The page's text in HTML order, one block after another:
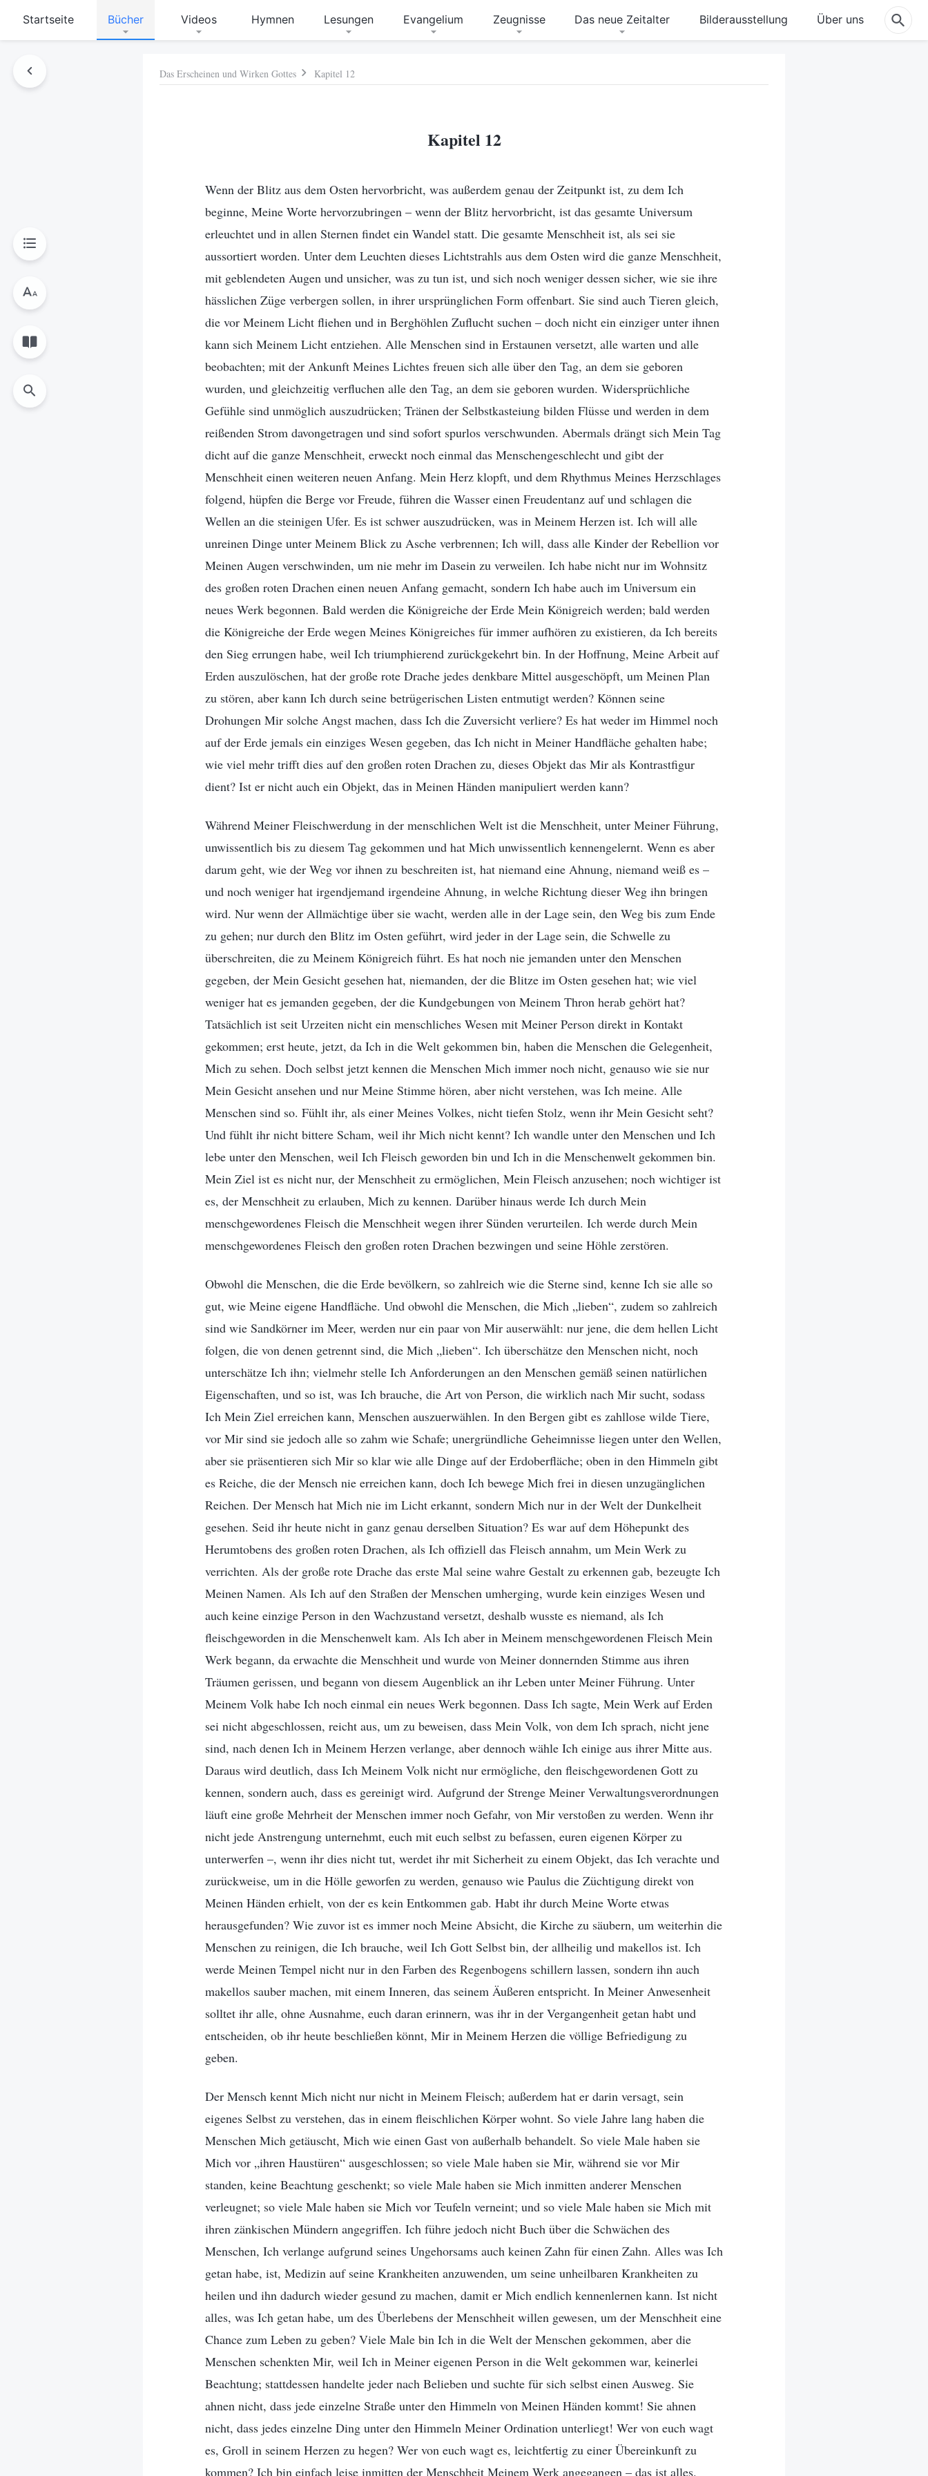
Startseite Bücher Videos Hymnen Lesungen Evangelium Zeugnisse Das neue Zeitalter Bilderausstellung Über uns
Das Erscheinen und Wirken Gottes Kapitel 12
Kapitel 12
Wenn der Blitz aus dem Osten hervorbricht, was außerdem genau der Zeitpunkt ist, zu dem Ich
beginne, Meine Worte hervorzubringen – wenn der Blitz hervorbricht, ist das gesamte Universum
erleuchtet und in allen Sternen findet ein Wandel statt. Die gesamte Menschheit ist, als sei sie
aussortiert worden. Unter dem Leuchten dieses Lichtstrahls aus dem Osten wird die ganze Menschheit,
mit geblendeten Augen und unsicher, was zu tun ist, und sich noch weniger dessen sicher, wie sie ihre
hässlichen Züge verbergen sollen, in ihrer ursprünglichen Form offenbart. Sie sind auch Tieren gleich,
die vor Meinem Licht fliehen und in Berghöhlen Zuflucht suchen – doch nicht ein einziger unter ihnen
kann sich Meinem Licht entziehen. Alle Menschen sind in Erstaunen versetzt, alle warten und alle
beobachten; mit der Ankunft Meines Lichtes freuen sich alle über den Tag, an dem sie geboren
wurden, und gleichzeitig verfluchen alle den Tag, an dem sie geboren wurden. Widersprüchliche
Gefühle sind unmöglich auszudrücken; Tränen der Selbstkasteiung bilden Flüsse und werden in dem
reißenden Strom davongetragen und sind sofort spurlos verschwunden. Abermals drängt sich Mein Tag
dicht auf die ganze Menschheit, erweckt noch einmal das Menschengeschlecht und gibt der
Menschheit einen weiteren neuen Anfang. Mein Herz klopft, und dem Rhythmus Meines Herzschlages
folgend, hüpfen die Berge vor Freude, führen die Wasser einen Freudentanz auf und schlagen die
Wellen an die steinigen Ufer. Es ist schwer auszudrücken, was in Meinem Herzen ist. Ich will alle
unreinen Dinge unter Meinem Blick zu Asche verbrennen; Ich will, dass alle Kinder der Rebellion vor
Meinen Augen verschwinden, um nie mehr im Dasein zu verweilen. Ich habe nicht nur im Wohnsitz
des großen roten Drachen einen neuen Anfang gemacht, sondern Ich habe auch im Universum ein
neues Werk begonnen. Bald werden die Königreiche der Erde Mein Königreich werden; bald werden
die Königreiche der Erde wegen Meines Königreiches für immer aufhören zu existieren, da Ich bereits
den Sieg errungen habe, weil Ich triumphierend zurückgekehrt bin. In der Hoffnung, Meine Arbeit auf
Erden auszulöschen, hat der große rote Drache jedes denkbare Mittel ausgeschöpft, um Meinen Plan
zu stören, aber kann Ich durch seine betrügerischen Listen entmutigt werden? Können seine
Drohungen Mir solche Angst machen, dass Ich die Zuversicht verliere? Es hat weder im Himmel noch
auf der Erde jemals ein einziges Wesen gegeben, das Ich nicht in Meiner Handfläche gehalten habe;
wie viel mehr trifft dies auf den großen roten Drachen zu, dieses Objekt das Mir als Kontrastfigur
dient? Ist er nicht auch ein Objekt, das in Meinen Händen manipuliert werden kann?
Während Meiner Fleischwerdung in der menschlichen Welt ist die Menschheit, unter Meiner Führung,
unwissentlich bis zu diesem Tag gekommen und hat Mich unwissentlich kennengelernt. Wenn es aber
darum geht, wie der Weg vor ihnen zu beschreiten ist, hat niemand eine Ahnung, niemand weiß es –
und noch weniger hat irgendjemand irgendeine Ahnung, in welche Richtung dieser Weg ihn bringen
wird. Nur wenn der Allmächtige über sie wacht, werden alle in der Lage sein, den Weg bis zum Ende
zu gehen; nur durch den Blitz im Osten geführt, wird jeder in der Lage sein, die Schwelle zu
überschreiten, die zu Meinem Königreich führt. Es hat noch nie jemanden unter den Menschen
gegeben, der Mein Gesicht gesehen hat, niemanden, der die Blitze im Osten gesehen hat; wie viel
weniger hat es jemanden gegeben, der die Kundgebungen von Meinem Thron herab gehört hat?
Tatsächlich ist seit Urzeiten nicht ein menschliches Wesen mit Meiner Person direkt in Kontakt
gekommen; erst heute, jetzt, da Ich in die Welt gekommen bin, haben die Menschen die Gelegenheit,
Mich zu sehen. Doch selbst jetzt kennen die Menschen Mich immer noch nicht, genauso wie sie nur
Mein Gesicht ansehen und nur Meine Stimme hören, aber nicht verstehen, was Ich meine. Alle
Menschen sind so. Fühlt ihr, als einer Meines Volkes, nicht tiefen Stolz, wenn ihr Mein Gesicht seht?
Und fühlt ihr nicht bittere Scham, weil ihr Mich nicht kennt? Ich wandle unter den Menschen und Ich
lebe unter den Menschen, weil Ich Fleisch geworden bin und Ich in die Menschenwelt gekommen bin.
Mein Ziel ist es nicht nur, der Menschheit zu ermöglichen, Mein Fleisch anzusehen; noch wichtiger ist
es, der Menschheit zu erlauben, Mich zu kennen. Darüber hinaus werde Ich durch Mein
menschgewordenes Fleisch die Menschheit wegen ihrer Sünden verurteilen. Ich werde durch Mein
menschgewordenes Fleisch den großen roten Drachen bezwingen und seine Höhle zerstören.
Obwohl die Menschen, die die Erde bevölkern, so zahlreich wie die Sterne sind, kenne Ich sie alle so
gut, wie Meine eigene Handfläche. Und obwohl die Menschen, die Mich „lieben“, zudem so zahlreich
sind wie Sandkörner im Meer, werden nur ein paar von Mir auserwählt: nur jene, die dem hellen Licht
folgen, die von denen getrennt sind, die Mich „lieben“. Ich überschätze den Menschen nicht, noch
unterschätze Ich ihn; vielmehr stelle Ich Anforderungen an den Menschen gemäß seinen natürlichen
Eigenschaften, und so ist, was Ich brauche, die Art von Person, die wirklich nach Mir sucht, sodass
Ich Mein Ziel erreichen kann, Menschen auszuerwählen. In den Bergen gibt es zahllose wilde Tiere,
vor Mir sind sie jedoch alle so zahm wie Schafe; unergründliche Geheimnisse liegen unter den Wellen,
aber sie präsentieren sich Mir so klar wie alle Dinge auf der Erdoberfläche; oben in den Himmeln gibt
es Reiche, die der Mensch nie erreichen kann, doch Ich bewege Mich frei in diesen unzugänglichen
Reichen. Der Mensch hat Mich nie im Licht erkannt, sondern Mich nur in der Welt der Dunkelheit
gesehen. Seid ihr heute nicht in ganz genau derselben Situation? Es war auf dem Höhepunkt des
Herumtobens des großen roten Drachen, als Ich offiziell das Fleisch annahm, um Mein Werk zu
verrichten. Als der große rote Drache das erste Mal seine wahre Gestalt zu erkennen gab, bezeugte Ich
Meinen Namen. Als Ich auf den Straßen der Menschen umherging, wurde kein einziges Wesen und
auch keine einzige Person in den Wachzustand versetzt, deshalb wusste es niemand, als Ich
fleischgeworden in die Menschenwelt kam. Als Ich aber in Meinem menschgewordenen Fleisch Mein
Werk begann, da erwachte die Menschheit und wurde von Meiner donnernden Stimme aus ihren
Träumen gerissen, und begann von diesem Augenblick an ihr Leben unter Meiner Führung. Unter
Meinem Volk habe Ich noch einmal ein neues Werk begonnen. Dass Ich sagte, Mein Werk auf Erden
sei nicht abgeschlossen, reicht aus, um zu beweisen, dass Mein Volk, von dem Ich sprach, nicht jene
sind, nach denen Ich in Meinem Herzen verlange, aber dennoch wähle Ich einige aus ihrer Mitte aus.
Daraus wird deutlich, dass Ich Meinem Volk nicht nur ermögliche, den fleischgewordenen Gott zu
kennen, sondern auch, dass es gereinigt wird. Aufgrund der Strenge Meiner Verwaltungsverordnungen
läuft eine große Mehrheit der Menschen immer noch Gefahr, von Mir verstoßen zu werden. Wenn ihr
nicht jede Anstrengung unternehmt, euch mit euch selbst zu befassen, euren eigenen Körper zu
unterwerfen –, wenn ihr dies nicht tut, werdet ihr mit Sicherheit zu einem Objekt, das Ich verachte und
zurückweise, um in die Hölle geworfen zu werden, genauso wie Paulus die Züchtigung direkt von
Meinen Händen erhielt, von der es kein Entkommen gab. Habt ihr durch Meine Worte etwas
herausgefunden? Wie zuvor ist es immer noch Meine Absicht, die Kirche zu säubern, um weiterhin die
Menschen zu reinigen, die Ich brauche, weil Ich Gott Selbst bin, der allheilig und makellos ist. Ich
werde Meinen Tempel nicht nur in den Farben des Regenbogens schillern lassen, sondern ihn auch
makellos sauber machen, mit einem Inneren, das seinem Äußeren entspricht. In Meiner Anwesenheit
solltet ihr alle, ohne Ausnahme, euch daran erinnern, was ihr in der Vergangenheit getan habt und
entscheiden, ob ihr heute beschließen könnt, Mir in Meinem Herzen die völlige Befriedigung zu
geben.
Der Mensch kennt Mich nicht nur nicht in Meinem Fleisch; außerdem hat er darin versagt, sein
eigenes Selbst zu verstehen, das in einem fleischlichen Körper wohnt. So viele Jahre lang haben die
Menschen Mich getäuscht, Mich wie einen Gast von außerhalb behandelt. So viele Male haben sie
Mich vor „ihren Haustüren“ ausgeschlossen; so viele Male haben sie Mir, während sie vor Mir
standen, keine Beachtung geschenkt; so viele Male haben sie Mich inmitten anderer Menschen
verleugnet; so viele Male haben sie Mich vor Teufeln verneint; und so viele Male haben sie Mich mit
ihren zänkischen Mündern angegriffen. Ich führe jedoch nicht Buch über die Schwächen des
Menschen, Ich verlange aufgrund seines Ungehorsams auch keinen Zahn für einen Zahn. Alles was Ich
getan habe, ist, Medizin auf seine Krankheiten anzuwenden, um seine unheilbaren Krankheiten zu
heilen und ihn dadurch wieder gesund zu machen, damit er Mich endlich kennenlernen kann. Ist nicht
alles, was Ich getan habe, um des Überlebens der Menschheit willen gewesen, um der Menschheit eine
Chance zum Leben zu geben? Viele Male bin Ich in die Welt der Menschen gekommen, aber die
Menschen schenkten Mir, weil Ich in Meiner eigenen Person in die Welt gekommen war, keinerlei
Beachtung; stattdessen handelte jeder nach Belieben und suchte für sich selbst einen Ausweg. Sie
ahnen nicht, dass jede einzelne Straße unter den Himmeln von Meinen Händen kommt! Sie ahnen
nicht, dass jedes einzelne Ding unter den Himmeln Meiner Ordination unterliegt! Wer von euch wagt
es, Groll in seinem Herzen zu hegen? Wer von euch wagt es, leichtfertig zu einer Übereinkunft zu
kommen? Ich bin einfach leise inmitten der Menschheit Meinem Werk angegangen – das ist alles.